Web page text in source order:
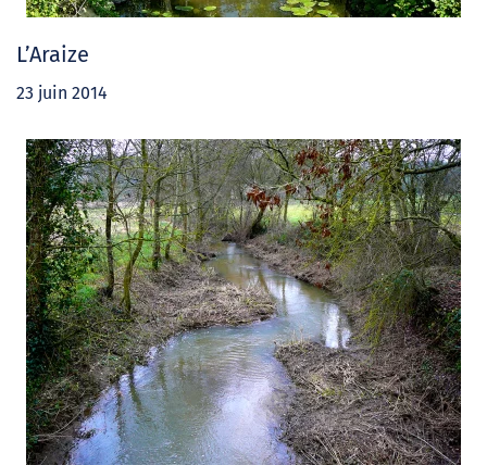
L’Araize
23 juin 2014